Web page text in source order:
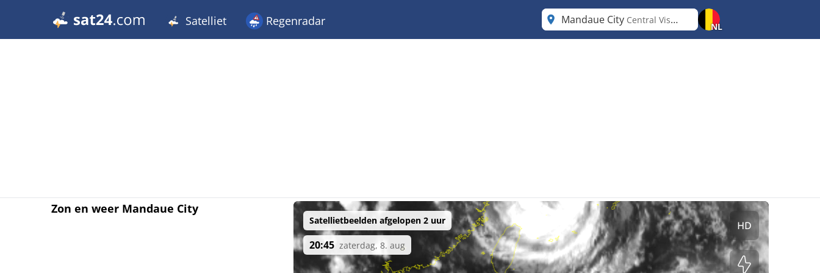
Satelliet Regenradar Mandaue City Central Visayas
NL
Zon en weer Mandaue City
Satellietbeelden afgelopen 2 uur
20:45 zaterdag, 8. aug